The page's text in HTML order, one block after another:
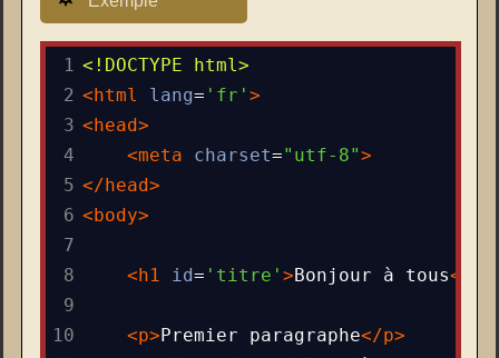
1 <!DOCTYPE html>
2 < html lang= 'fr' >
3 < head>
4
<meta charset="utf-8">
5 </ head>
6 < body>
7
8
< h1 id= 'titre' >Bonjour à tous</
9
10
<p> Premier paragraphe</p>